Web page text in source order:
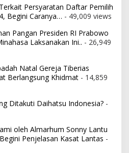
Persyaratan Daftar Pemilih
Begini Caranya… - 49,009 views
Pangan Presiden RI Prabowo
Laksanakan Ini.. - 26,949
Natal Gereja Tiberias
Berlangsung Khidmat - 14,859
Ditakuti Daihatsu Indonesia? -
oleh Almarhum Sonny Lantu
Penjelasan Kasat Lantas -